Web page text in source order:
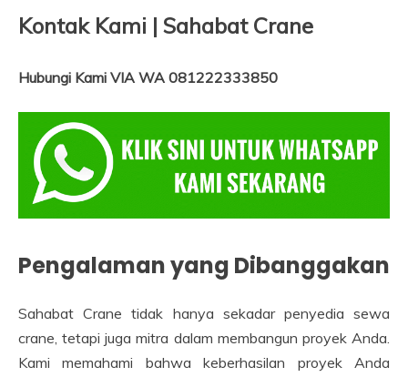
Kontak Kami | Sahabat Crane
Hubungi Kami VIA WA 081222333850
Pengalaman yang Dibanggakan
Sahabat Crane tidak hanya sekadar penyedia sewa
crane, tetapi juga mitra dalam membangun proyek Anda.
Kami memahami bahwa keberhasilan proyek Anda